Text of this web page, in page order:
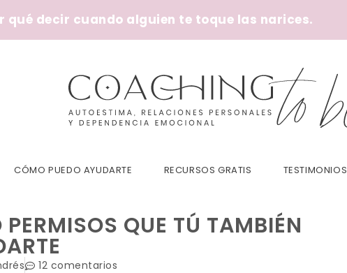
qué decir cuando alguien te toque las narices.
CÓMO PUEDO AYUDARTE RECURSOS GRATIS TESTIMONIOS
QUE TÚ TAMBIÉN
12 comentarios